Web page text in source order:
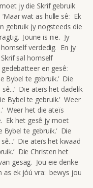
jy die Skrif gebruik
wat as hulle sê: Ek
gebruik jy nogsteeds die
Joune is nie. Jy
homself verdedig. En jy
sal homself
en gesê:
Bybel te gebruik.’ Die
Die ateïs het dadelik
Bybel te gebruik.’ Weer
Weer het die ateïs
Ek het gesê jy moet
Bybel te gebruik.’ Die
Die ateïs het kwaad
Die Christen het
gesag. Jou eie denke
as ek jóú vra: bewys jou